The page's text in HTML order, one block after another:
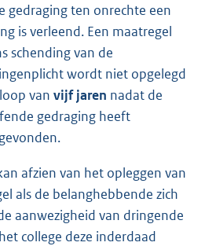
gedraging ten onrechte een
is verleend. Een maatregel
schending van de
wordt niet opgelegd
van vijf jaren nadat de
gedraging heeft
afzien van het opleggen van
als de belanghebbende zich
aanwezigheid van dringende
college deze inderdaad